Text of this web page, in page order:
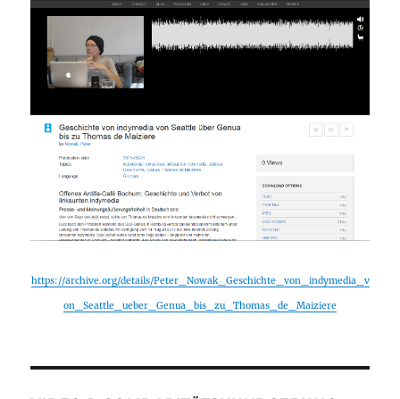
https://archive.org/details/Peter_Nowak_Geschichte_von_indymedia_v
on_Seattle_ueber_Genua_bis_zu_Thomas_de_Maiziere